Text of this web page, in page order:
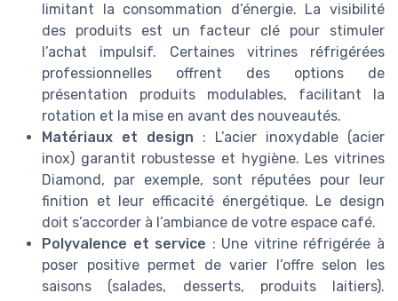
limitant la consommation d’énergie. La visibilité
des produits est un facteur clé pour stimuler
l’achat impulsif. Certaines vitrines réfrigérées
professionnelles offrent des options de
présentation produits modulables, facilitant la
rotation et la mise en avant des nouveautés.
Matériaux et design : L’acier inoxydable (acier
inox) garantit robustesse et hygiène. Les vitrines
Diamond, par exemple, sont réputées pour leur
finition et leur efficacité énergétique. Le design
doit s’accorder à l’ambiance de votre espace café.
Polyvalence et service : Une vitrine réfrigérée à
poser positive permet de varier l’offre selon les
saisons (salades, desserts, produits laitiers).